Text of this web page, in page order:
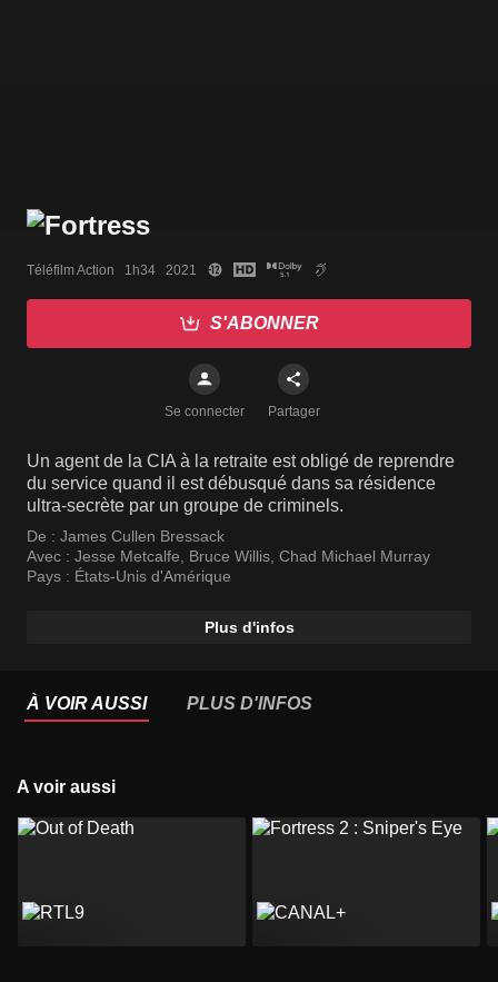
Téléfilm Action   1h34   2021
S'ABONNER
Se connecter Partager
Un agent de la CIA à la retraite est obligé de reprendre
du service quand il est débusqué dans sa résidence
ultra-secrète par un groupe de criminels.
De : James Cullen Bressack
Avec : Jesse Metcalfe, Bruce Willis, Chad Michael Murray
Pays : États-Unis d'Amérique
Plus d'infos
À VOIR AUSSI PLUS D'INFOS
A voir aussi